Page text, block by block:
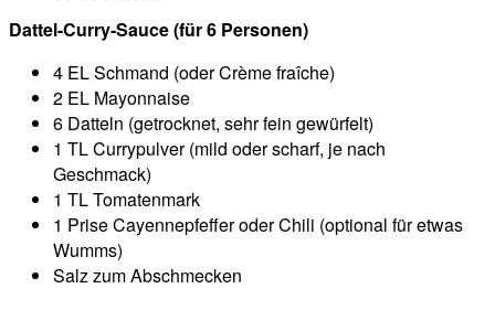
Dattel-Curry-Sauce (für 6 Personen)
4 EL Schmand (oder Crème fraîche)
2 EL Mayonnaise
6 Datteln (getrocknet, sehr fein gewürfelt)
1 TL Currypulver (mild oder scharf, je nach
Geschmack)
1 TL Tomatenmark
1 Prise Cayennepfeffer oder Chili (optional für etwas
Wumms)
Salz zum Abschmecken